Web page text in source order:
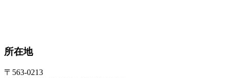
所在地
〒563-0213